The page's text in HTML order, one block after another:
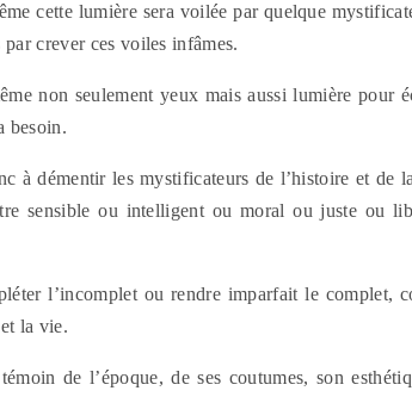
cette lumière sera voilée par quelque
crever ces voiles infâmes.
non seulement yeux mais aussi lumière pour
besoin.
à démentir les mystificateurs de l’histoire et de
sensible ou intelligent ou moral ou juste ou
l’incomplet ou rendre imparfait le complet,
la vie.
de l’époque, de ses coutumes, son